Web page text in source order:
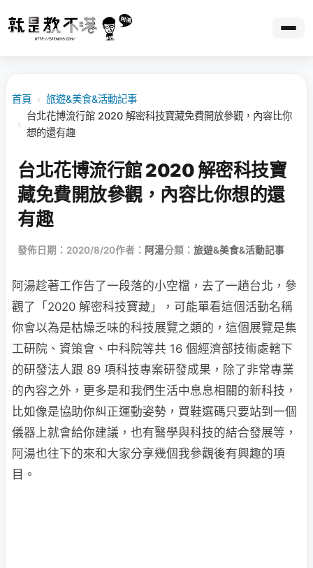
首頁 › 旅遊&美食&活動記事
›
台北花博流行館 2020 解密科技寶藏免費開放參觀，內容比你
想的還有趣
台北花博流行館 2020 解密科技寶
藏免費開放參觀，內容比你想的還
有趣
發佈日期：2020/8/20作者： 阿湯分類： 旅遊&美食&活動記事
阿湯趁著工作告了一段落的小空檔，去了一趟台北，參
觀了「2020 解密科技寶藏」，可能單看這個活動名稱
你會以為是枯燥乏味的科技展覽之類的，這個展覽是集
工研院、資策會、中科院等共 16 個經濟部技術處轄下
的研發法人跟 89 項科技專案研發成果，除了非常專業
的內容之外，更多是和我們生活中息息相關的新科技，
比如像是協助你糾正運動姿勢，買鞋選碼只要站到一個
儀器上就會給你建議，也有醫學與科技的結合發展等，
阿湯也往下的來和大家分享幾個我參觀後有興趣的項
目。